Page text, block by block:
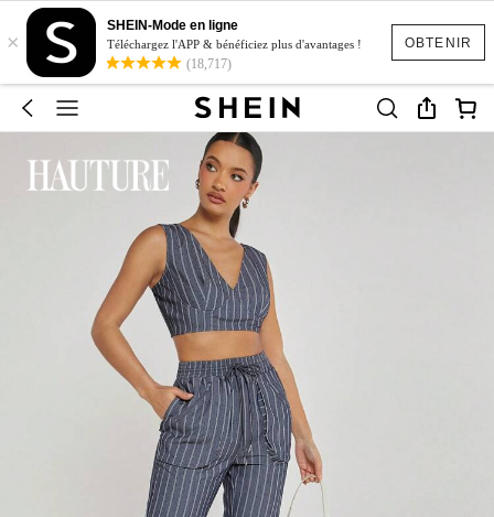
OBTENIR
×
SHEIN-Mode en ligne
Téléchargez l'APP & bénéficiez plus d'avantages !
(18,717)